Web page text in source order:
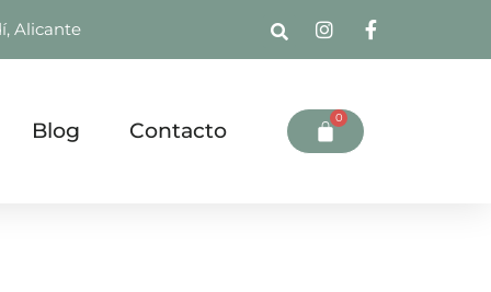
Alicante
Blog Contacto
0